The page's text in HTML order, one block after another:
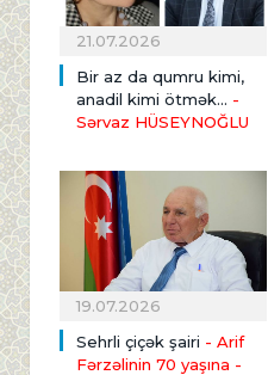
21.07.2026
Bir az da qumru kimi,
anadil kimi ötmək... -
Sərvaz HÜSEYNOĞLU
19.07.2026
Sehrli çiçək şairi - Arif
Fərzəlinin 70 yaşına -